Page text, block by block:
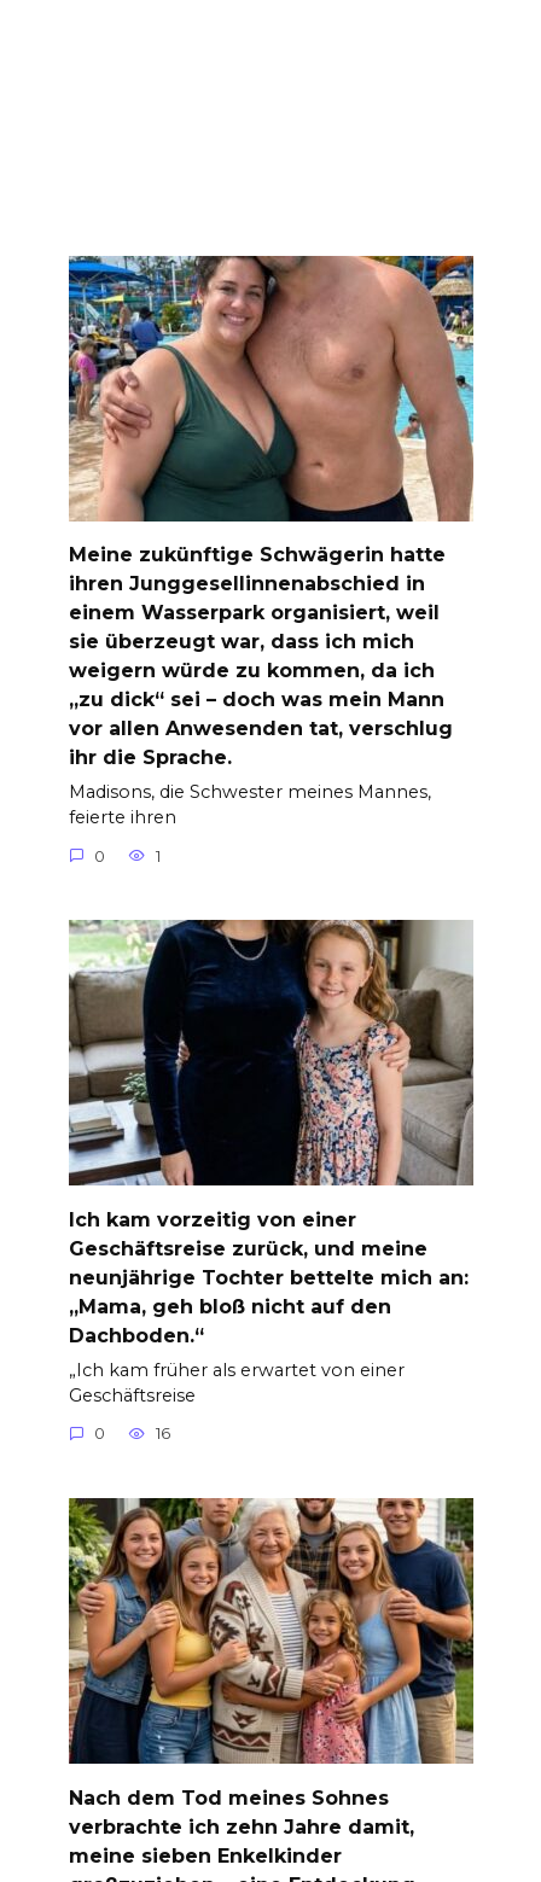
Meine zukünftige Schwägerin hatte
ihren Junggesellinnenabschied in
einem Wasserpark organisiert, weil
sie überzeugt war, dass ich mich
weigern würde zu kommen, da ich
„zu dick“ sei – doch was mein Mann
vor allen Anwesenden tat, verschlug
ihr die Sprache.
Madisons, die Schwester meines Mannes,
feierte ihren
0 1
Ich kam vorzeitig von einer
Geschäftsreise zurück, und meine
neunjährige Tochter bettelte mich an:
„Mama, geh bloß nicht auf den
Dachboden.“
„Ich kam früher als erwartet von einer
Geschäftsreise
0 16
Nach dem Tod meines Sohnes
verbrachte ich zehn Jahre damit,
meine sieben Enkelkinder